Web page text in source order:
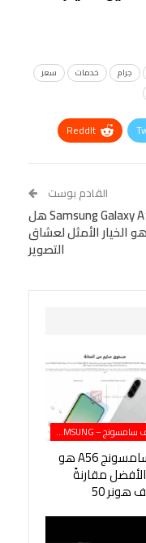
جرام خدمات
سعر
ReddIt
VK
Viber
القادم بوست
Samsung Galaxy A16 هل
هو الخيار الأمثل لعشاق
التصوير
هواتف سامسونج – SAMSUNG
هل سامسونج A56 هو
الأفضل مقارنةً
هونر 50